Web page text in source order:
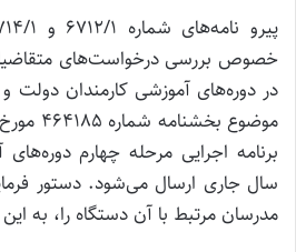
خصوص بررسی درخواست‌های
در دوره‌های آموزشی کارمندان دولت
برنامه اجرایی مرحله چهارم
سال جاری ارسال می‌شود. دستور
مدرسان مرتبط با آن دستگاه را، به این